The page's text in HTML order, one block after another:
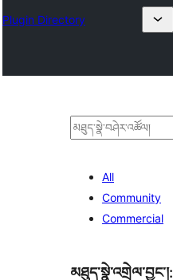
Plugin Directory
བཤེར་
All
Community
Commercial
མཐུད་སྣེ་འགྲེལ་བྱང་།: